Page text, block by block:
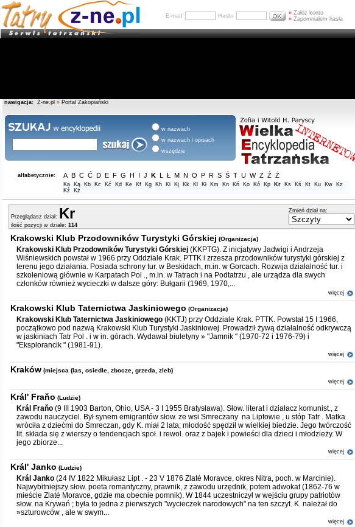
E-mail Hasło » Załóż konto
» Zapomniałem hasła
nawigacja: Z-ne.pl » Portal Zakopiański
w nazwach
w nazwach i opisach
wszędzie
alfabetycznie: A B C Ć D E F G H I J K L Ł M N O P R S Ś T U W Z Ź Ż
Ka Ką Kb Kc Kć Kd Ke Kf Kg Kh Ki Kj Kk Kl Kł Km Kn Kń Ko Kó Kp Kr Ks Kś Kt Ku Kw
Kz
Kź
Kż
Przeglądasz dział: Kr
ilość pozycji w dziale: 114
Zmień dział na:
Krakowski Klub Przodowników Turystyki Górskiej (Organizacja)
Krakowski Klub Przodowników Turystyki Górskiej (KKPTG). Z inicjatywy Jadwigi i Andrzeja
Wiśniewskich powstał w 1966 przy Oddziale Krak. PTTK i zrzesza przodowników turystyki górskiej z
terenu jego działania. Posiada schrony tur. w Beskidach, m.in. w Gorcach. Rozwija działalność tur. i
szkoleniową głównie w Karpatach Pol ., m.in. w Tatrach i na Podtatrzu , ale urządza dla swych
członków również wycieczki w dalsze góry: Bułgarii (1969, 1970,...
więcej
Krakowski Klub Taternictwa Jaskiniowego (Organizacja)
Krakowski Klub Taternictwa Jaskiniowego (KKTJ) przy Oddziale Krak. PTTK. Powstał 15 I 1966,
początkowo pod nazwą Krakowski Klub Turystyki Jaskiniowej. Prowadził żywą działalność odkrywczą
w jaskiniach Tatr Pol . i w in. górach. Wydawał biuletyny » "Jamnik " (1970-72 i 1976-79) i
"Eksplorancik " (1981-91).
więcej
Kraków (miejsca (las, osiedle, zbocze, grzeda, zleb)
więcej
Král' Fraňo (Ludzie)
Král Fraňo (9 III 1903 Barton, Ohio, USA - 3 I 1955 Bratysława). Słow. literat i działacz komunist., z
zawodu nauczyciel. Był synem emigrantów słow. ze wsi Smreczany na Liptowie , u stóp Tatr . Matka
wróciła z dziećmi do Smreczan, gdy K. miał 2 lata; młodość spędził w wielkiej biedzie. Jego twórczość
lit. składa się z wierszy o tendencjach społ. i rewol. oraz z bajek i powieści dla dzieci i młodzieży. W
jego zbiorze...
więcej
Král' Janko (Ludzie)
Král Janko (24 IV 1822 Mikułasz Lipt . - 23 V 1876 Zlaté Moravce, okres Nitra, poch. w Marcinie).
Najwybitniejszy słow. poeta romantyczny, prawnik, z zawodu urzędnik, potem adwokat (1862-76 w
mieście Zlaté Moravce, gdzie ma obecnie pomnik). W 1844 uczestniczył w wejściu grupy patriotów
słow. na Krywań ; była to jedna z pierwszych "wycieczek narodowych" na ten szczyt. K. należał do
»szturowców , ale w swym...
więcej